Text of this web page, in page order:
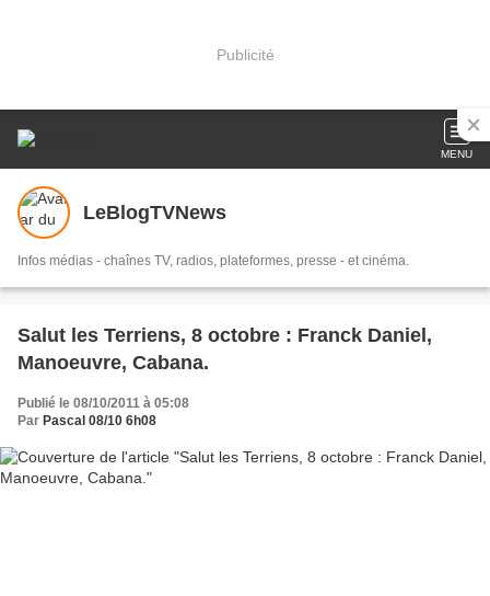
Publicité
MENU
LeBlogTVNews
Infos médias - chaînes TV, radios, plateformes, presse - et cinéma.
Salut les Terriens, 8 octobre : Franck Daniel,
Manoeuvre, Cabana.
Publié le 08/10/2011 à 05:08
Par Pascal 08/10 6h08